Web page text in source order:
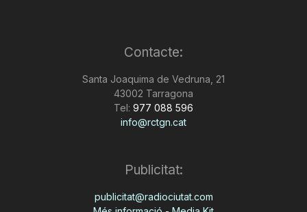
Contacte:
Santa Joaquima de Vedruna, 21
43002 Tarragona
Tel: 977 088 596
info@rctgn.cat
Publicitat:
publicitat@radiociutat.com